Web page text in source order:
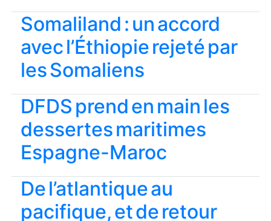
Somaliland : un accord
avec l’Éthiopie rejeté par
les Somaliens
DFDS prend en main les
dessertes maritimes
Espagne-Maroc
De l’atlantique au
pacifique, et de retour